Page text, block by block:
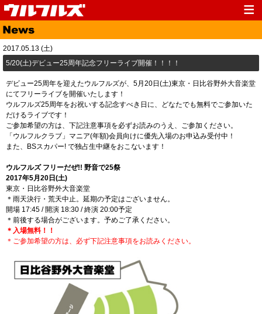
Top
Media Live
Fanclub Goods
Contact Link
2017.05.13 (土)
5/20(土)デビュー25周年記念フリーライブ開催！！！！
デビュー25周年を迎えたウルフルズが、5月20日(土)東京・日比谷野外大音楽堂
にてフリーライブを開催いたします！
ウルフルズ25周年をお祝いする記念すべき日に、どなたでも無料でご参加いた
だけるライブです！
ご参加希望の方は、下記注意事項を必ずお読みのうえ、ご参加ください。
「ウルフルクラブ」マニア(年額)会員向けに優先入場のお申込み受付中！
また、BSスカパー! で独占生中継をおこないます！
ウルフルズ フリーだぜ!! 野音で25祭
2017年5月20日(土)
東京・日比谷野外大音楽堂
＊雨天決行・荒天中止。延期の予定はございません。
開場 17:45 / 開演 18:30 / 終演 20:00予定
＊前後する場合がございます。予めご了承ください。
＊入場無料！！
＊ご参加希望の方は、必ず下記注意事項をお読みください。